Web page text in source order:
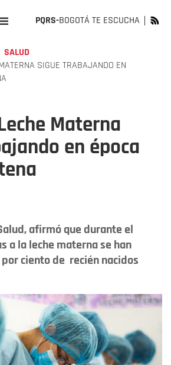
PQRS-BOGOTÁ TE ESCUCHA
SALUD
SIGUE TRABAJANDO EN
Materna
en época
afirmó que durante el
a la leche materna se han
ciento de recién nacidos